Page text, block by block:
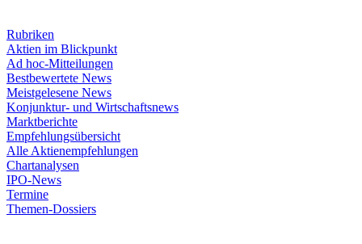
Rubriken
Aktien im Blickpunkt
Ad hoc-Mitteilungen
Bestbewertete News
Meistgelesene News
Konjunktur- und Wirtschaftsnews
Marktberichte
Empfehlungsübersicht
Alle Aktienempfehlungen
Chartanalysen
IPO-News
Termine
Themen-Dossiers